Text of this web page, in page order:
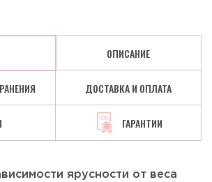
ОПИСАНИЕ
ДОСТАВКА И ОПЛАТА
ГАРАНТИИ
ярусности от веса